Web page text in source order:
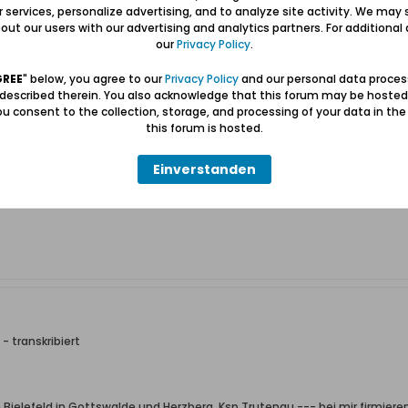
- transkribiert
Arbeit, habe auch 1x meinen gesuchten Namen Kroppolowski
- transkribiert
services, personalize advertising, and to analyze site activity. We may
our users with our advertising and analytics partners. For additional
ourPrivacy Policy.
" below, you agree to ourPrivacy Policyand our personal data
therein. You also acknowledge that this forum may be
consent to the collection, storage, and processing of your data in
this forum is hosted.
Einverstanden